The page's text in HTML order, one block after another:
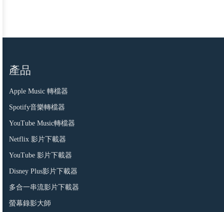
產品
Apple Music 轉檔器
Spotify音樂轉檔器
YouTube Music轉檔器
Netflix 影片下載器
YouTube 影片下載器
Disney Plus影片下載器
多合一串流影片下載器
螢幕錄影大師